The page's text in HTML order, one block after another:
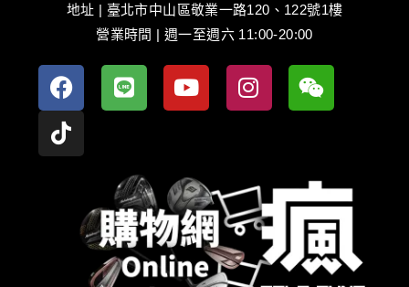
地址 | 臺北市中山區敬業一路120、122號1樓
營業時間 | 週一至週六 11:00-20:00